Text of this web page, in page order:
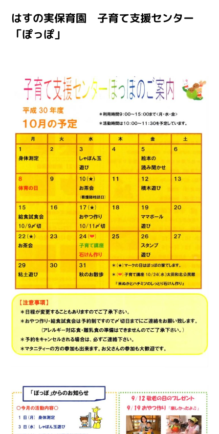
はすの実保育園 子育て支援センター
「ぽっぽ」